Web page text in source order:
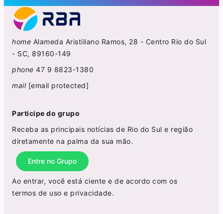
home Alameda Aristiliano Ramos, 28 - Centro Rio do Sul
- SC, 89160-149
phone 47 9 8823-1380
mail [email protected]
Participe do grupo
Receba as principais notícias de Rio do Sul e região
diretamente na palma da sua mão.
Entre no Grupo
Ao entrar, você está ciente e de acordo com os
termos de uso e privacidade.